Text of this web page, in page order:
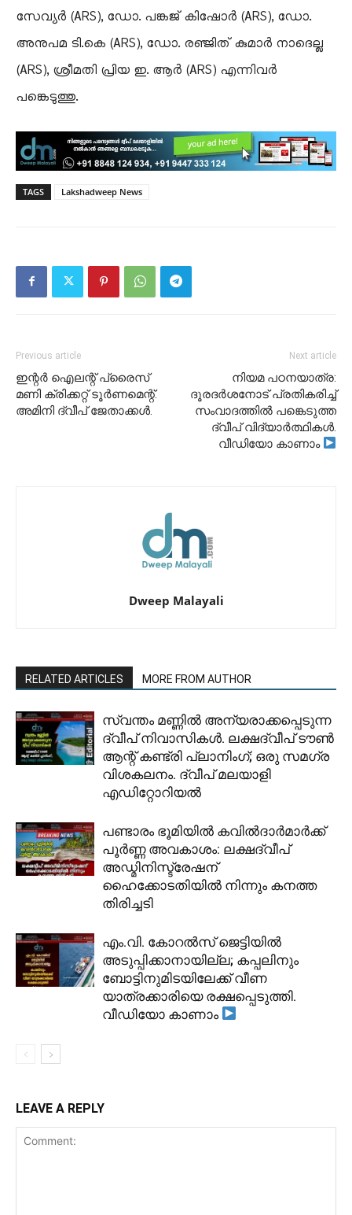
സേവ്യർ (ARS), ഡോ. പങ്കജ് കിഷോർ (ARS), ഡോ.
അനുപമ ടി.കെ (ARS), ഡോ. രഞ്ജിത് കുമാർ നാദെല്ല
(ARS), ശ്രീമതി പ്രിയ ഇ. ആർ (ARS) എന്നിവർ
പങ്കെടുത്തു.
TAGS Lakshadweep News
Previous article
ഇന്റർ ഐലന്റ് പ്രൈസ്
മണി ക്രിക്കറ്റ് ടൂർണമെന്റ്.
അമിനി ദ്വീപ് ജേതാക്കൾ.
Next article
നിയമ പഠനയാത്ര:
ദൂരദർശനോട് പ്രതികരിച്ച്
സംവാദത്തിൽ പങ്കെടുത്ത
ദ്വീപ് വിദ്യാർത്ഥികൾ.
വീഡിയോ കാണാം
Dweep Malayali
RELATED ARTICLES MORE FROM AUTHOR
സ്വന്തം മണ്ണിൽ അന്യരാക്കപ്പെടുന്ന
ദ്വീപ് നിവാസികൾ. ലക്ഷദ്വീപ് ടൗൺ
ആന്റ് കണ്ട്രി പ്ലാനിംഗ്; ഒരു സമഗ്ര
വിശകലനം. ദ്വീപ് മലയാളി
എഡിറ്റോറിയൽ
പണ്ടാരം ഭൂമിയിൽ കവിൽദാർമാർക്ക്
പൂർണ്ണ അവകാശം: ലക്ഷദ്വീപ്
അഡ്മിനിസ്ട്രേഷന്
ഹൈക്കോടതിയിൽ നിന്നും കനത്ത
തിരിച്ചടി
​എം.വി. കോറൽസ് ജെട്ടിയിൽ
അടുപ്പിക്കാനായില്ല; കപ്പലിനും
ബോട്ടിനുമിടയിലേക്ക് വീണ
യാത്രക്കാരിയെ രക്ഷപ്പെടുത്തി.
വീഡിയോ കാണാം
LEAVE A REPLY